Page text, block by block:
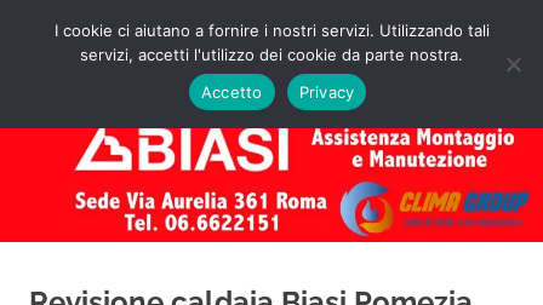
Assistenza
Caldaie
Biasi
Roma
Preventivo!
MENU
I cookie ci aiutano a fornire i nostri servizi. Utilizzando tali
servizi, accetti l'utilizzo dei cookie da parte nostra.
Accetto
Privacy